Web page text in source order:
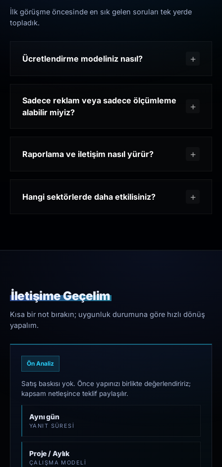
İlk görüşme öncesinde en sık gelen soruları tek yerde
topladık.
Ücretlendirme modeliniz nasıl?
Sadece reklam veya sadece ölçümleme
alabilir miyiz?
Raporlama ve iletişim nasıl yürür?
Hangi sektörlerde daha etkilisiniz?
İletişime Geçelim
Kısa bir not bırakın; uygunluk durumuna göre hızlı dönüş
yapalım.
Ön Analiz
Satış baskısı yok. Önce yapınızı birlikte değerlendiririz;
kapsam netleşince teklif paylaşılır.
Aynı gün
YANIT SÜRESI
Proje / Aylık
ÇALIŞMA MODELI